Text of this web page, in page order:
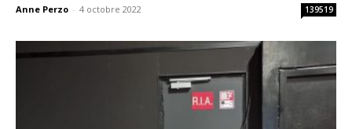
Anne Perzo - 4 octobre 2022 139519